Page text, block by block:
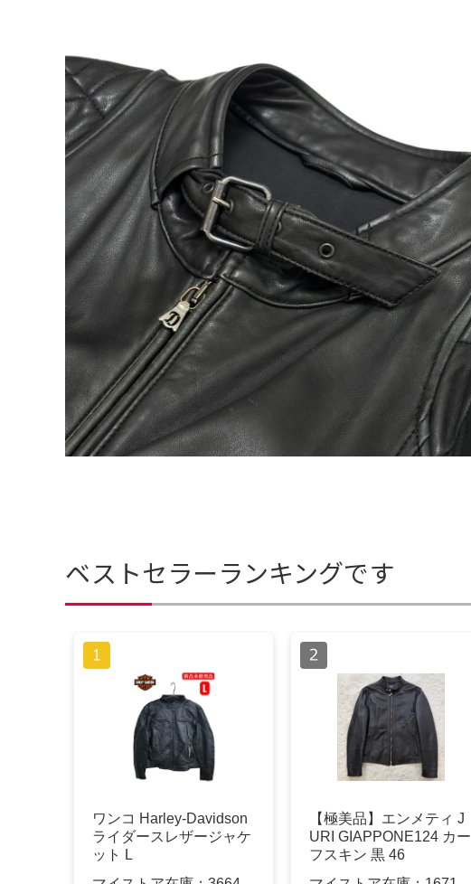
ベストセラーランキングです
ワンコ Harley-Davidson
ライダースレザージャケ
ット L
【極美品】エンメティ J
URI GIAPPONE124 カー
フスキン 黒 46